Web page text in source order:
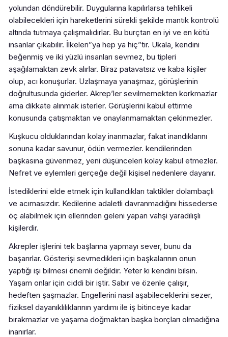
yolundan döndürebilir. Duygularına kapılırlarsa tehlikeli
olabilecekleri için hareketlerini sürekli şekilde mantık kontrolü
altında tutmaya çalışmalıdırlar. Bu burçtan en iyi ve en kötü
insanlar çıkabilir. İlkeleri”ya hep ya hiç”tir. Ukala, kendini
beğenmiş ve iki yüzlü insanları sevmez, bu tipleri
aşağılamaktan zevk alırlar. Biraz patavatsız ve kaba kişiler
olup, acı konuşurlar. Uzlaşmaya yanaşmaz, görüşlerinin
doğrultusunda giderler. Akrep’ler sevilmemekten korkmazlar
ama dikkate alınmak isterler. Görüşlerini kabul ettirme
konusunda çatışmaktan ve onaylanmamaktan çekinmezler.
Kuşkucu olduklarından kolay inanmazlar, fakat inandıklarını
sonuna kadar savunur, ödün vermezler. kendilerinden
başkasına güvenmez, yeni düşünceleri kolay kabul etmezler.
Nefret ve eylemleri gerçeğe değil kişisel nedenlere dayanır.
İstediklerini elde etmek için kullandıkları taktikler dolambaçlı
ve acımasızdır. Kedilerine adaletli davranmadığını hissederse
öç alabilmek için ellerinden geleni yapan vahşi yaradılışlı
kişilerdir.
Akrepler işlerini tek başlarına yapmayı sever, bunu da
başarırlar. Gösterişi sevmedikleri için başkalarının onun
yaptığı işi bilmesi önemli değildir. Yeter ki kendini bilsin.
Yaşam onlar için ciddi bir iştir. Sabır ve özenle çalışır,
hedeften şaşmazlar. Engellerini nasıl aşabileceklerini sezer,
fiziksel dayanıklılıklarının yardımı ile iş bitinceye kadar
bırakmazlar ve yaşama doğmaktan başka borçları olmadığına
inanırlar.